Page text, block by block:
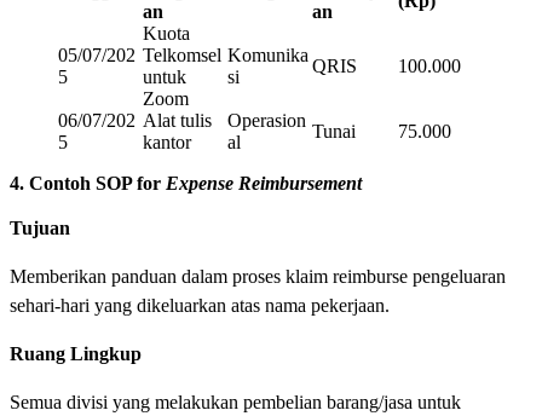
an
an
05/07/202
5
Kuota
Telkomsel
untuk
Zoom
Komunika
si
QRIS 100.000
06/07/202
5
Alat tulis
kantor
Operasion
al
Tunai 75.000
4. Contoh SOP for Expense Reimbursement
Tujuan
Memberikan panduan dalam proses klaim reimburse pengeluaran
sehari-hari yang dikeluarkan atas nama pekerjaan.
Ruang Lingkup
Semua divisi yang melakukan pembelian barang/jasa untuk